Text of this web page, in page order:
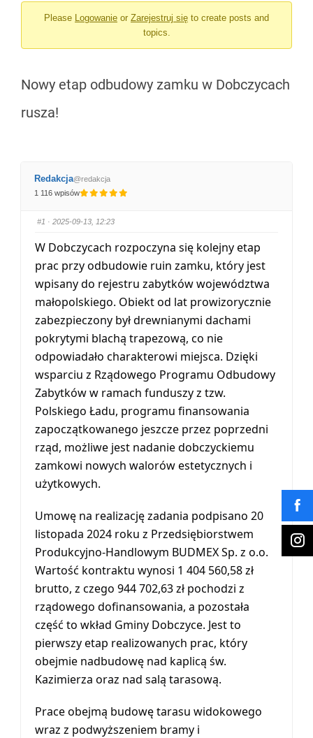
jesteśPlease Logowanie or Zarejestruj się to create posts and
topics.
Nowy etap odbudowy zamku w Dobczycach
rusza!
Redakcja@redakcja
1 116 wpisów
#1 · 2025-09-13, 12:23
W Dobczycach rozpoczyna się kolejny etap
prac przy odbudowie ruin zamku, który jest
wpisany do rejestru zabytków województwa
małopolskiego. Obiekt od lat prowizorycznie
zabezpieczony był drewnianymi dachami
pokrytymi blachą trapezową, co nie
odpowiadało charakterowi miejsca. Dzięki
wsparciu z Rządowego Programu Odbudowy
Zabytków w ramach funduszy z tzw.
Polskiego Ładu, programu finansowania
zapoczątkowanego jeszcze przez poprzedni
rząd, możliwe jest nadanie dobczyckiemu
zamkowi nowych walorów estetycznych i
użytkowych.
Umowę na realizację zadania podpisano 20
listopada 2024 roku z Przedsiębiorstwem
Produkcyjno-Handlowym BUDMEX Sp. z o.o.
Wartość kontraktu wynosi 1 404 560,58 zł
brutto, z czego 944 702,63 zł pochodzi z
rządowego dofinansowania, a pozostała
część to wkład Gminy Dobczyce. Jest to
pierwszy etap realizowanych prac, który
obejmie nadbudowę nad kaplicą św.
Kazimierza oraz nad salą tarasową.
Prace obejmą budowę tarasu widokowego
wraz z podwyższeniem bramy i